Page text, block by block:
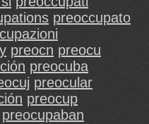
preoccupato
preocn preocu
preocuba
preocular
preocup
preocupaban